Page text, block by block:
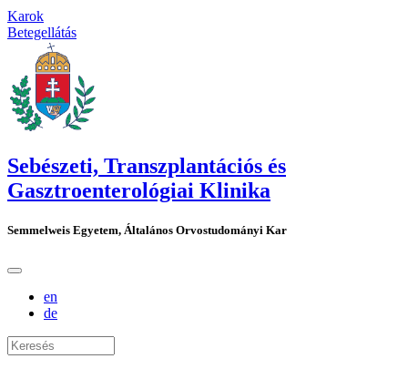
Karok
Betegellátás
Sebészeti, Transzplantációs és
Gasztroenterológiai Klinika
Semmelweis Egyetem, Általános Orvostudományi Kar
en
de